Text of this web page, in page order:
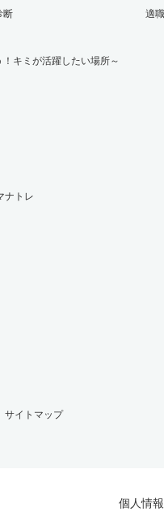
断
！キミが活躍したい場所～
適
ナトレ
サイトマップ
個人情